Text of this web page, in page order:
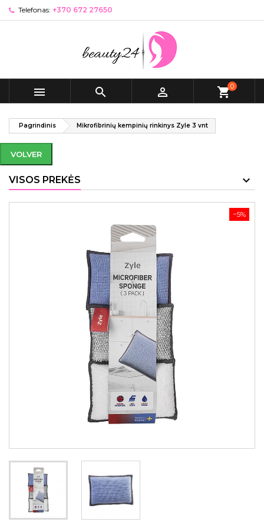
Telefonas: +370 672 27650
   shopping_cart0
Pagrindinis Mikrofibrinių kempinių rinkinys Zyle 3 vnt
VOLVER
VISOS PREKĖS
−5%